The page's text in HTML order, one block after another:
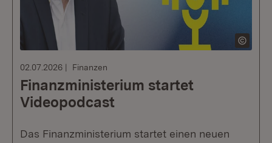
02.07.2026 Finanzen
Finanzministerium startet
Videopodcast
Das Finanzministerium startet einen neuen